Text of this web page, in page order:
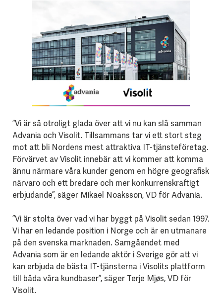
”Vi är så otroligt glada över att vi nu kan slå samman
Advania och Visolit. Tillsammans tar vi ett stort steg
mot att bli Nordens mest attraktiva IT-tjänsteföretag.
Förvärvet av Visolit innebär att vi kommer att komma
ännu närmare våra kunder genom en högre geografisk
närvaro och ett bredare och mer konkurrenskraftigt
erbjudande”, säger Mikael Noaksson, VD för Advania.
”Vi är stolta över vad vi har byggt på Visolit sedan 1997.
Vi har en ledande position i Norge och är en utmanare
på den svenska marknaden. Samgåendet med
Advania som är en ledande aktör i Sverige gör att vi
kan erbjuda de bästa IT-tjänsterna i Visolits plattform
till båda våra kundbaser”, säger Terje Mjøs, VD för
Visolit.